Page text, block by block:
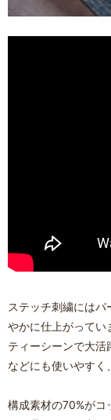
ステッチ刺繍には
やかに仕上がってい
ティーシーンで大
などにも使いやすく
構成素材の70%がコ